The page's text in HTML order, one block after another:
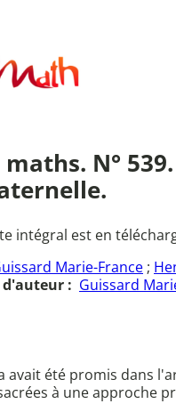
N°
intégral est en
Marie-France ;
: Guissard
avait été promis dans
à une approche